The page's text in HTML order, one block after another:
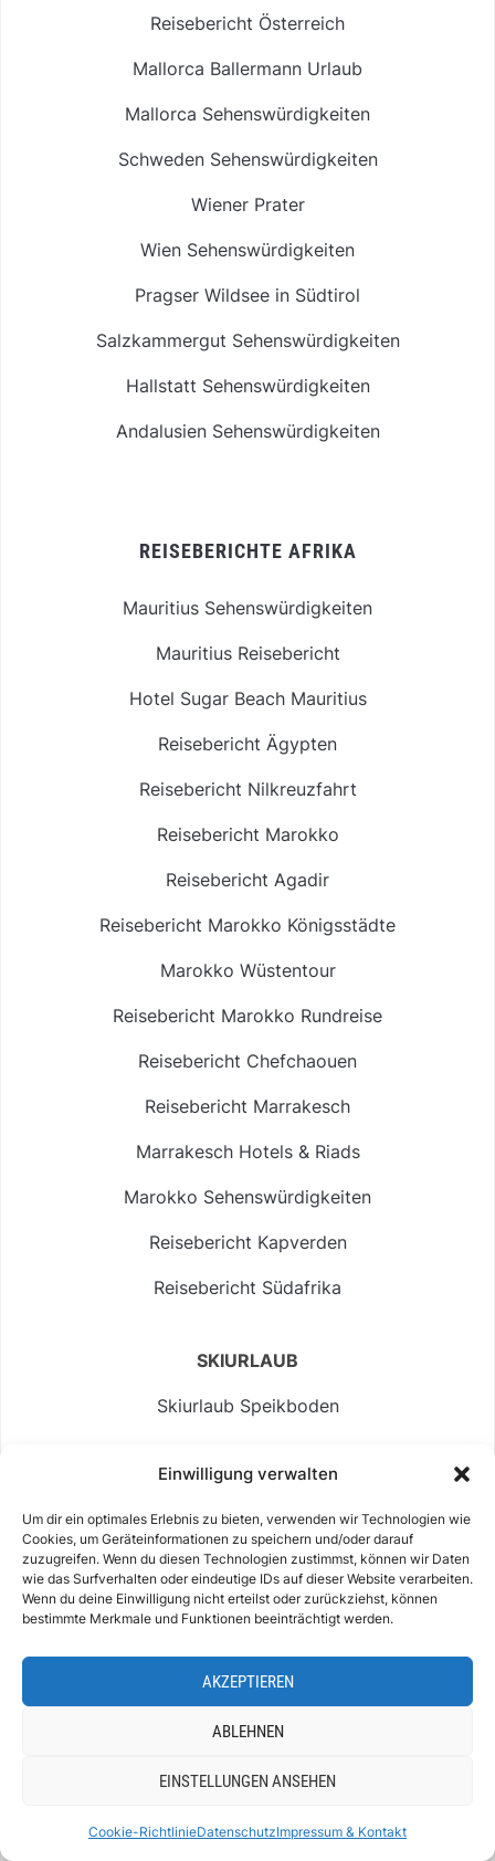
Einwilligung verwalten
Um dir ein optimales Erlebnis zu bieten, verwenden wir Technologien wie
Cookies, um Geräteinformationen zu speichern und/oder darauf
zuzugreifen. Wenn du diesen Technologien zustimmst, können wir Daten
wie das Surfverhalten oder eindeutige IDs auf dieser Website verarbeiten.
Wenn du deine Einwilligung nicht erteilst oder zurückziehst, können
bestimmte Merkmale und Funktionen beeinträchtigt werden.
AKZEPTIEREN
ABLEHNEN
EINSTELLUNGEN ANSEHEN
Cookie-RichtlinieDatenschutzImpressum & Kontakt
Reisebericht Österreich
Mallorca Ballermann Urlaub
Mallorca Sehenswürdigkeiten
Schweden Sehenswürdigkeiten
Wiener Prater
Wien Sehenswürdigkeiten
Pragser Wildsee in Südtirol
Salzkammergut Sehenswürdigkeiten
Hallstatt Sehenswürdigkeiten
Andalusien Sehenswürdigkeiten
REISEBERICHTE AFRIKA
Mauritius Sehenswürdigkeiten
Mauritius Reisebericht
Hotel Sugar Beach Mauritius
Reisebericht Ägypten
Reisebericht Nilkreuzfahrt
Reisebericht Marokko
Reisebericht Agadir
Reisebericht Marokko Königsstädte
Marokko Wüstentour
Reisebericht Marokko Rundreise
Reisebericht Chefchaouen
Reisebericht Marrakesch
Marrakesch Hotels & Riads
Marokko Sehenswürdigkeiten
Reisebericht Kapverden
Reisebericht Südafrika
SKIURLAUB
Skiurlaub Speikboden
Skiurlaub Schladming
Salzkammergut Skigebiete
Skigebiet Dachstein West